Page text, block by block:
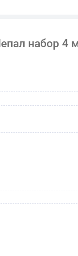
набор 4